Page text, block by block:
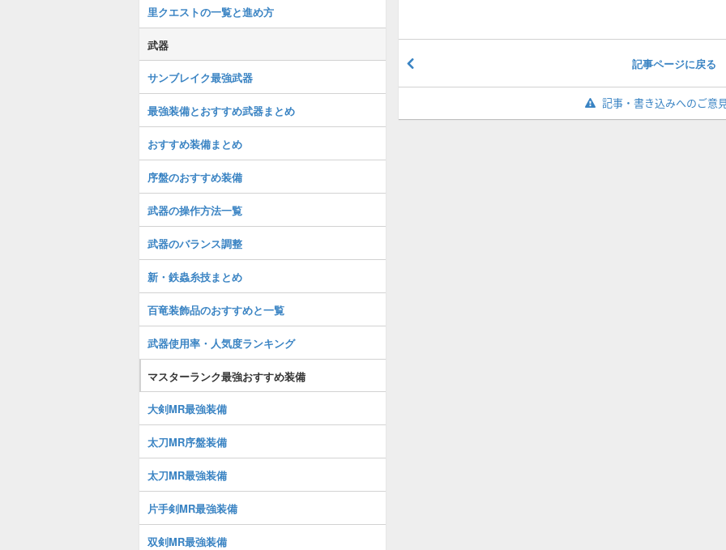
記事ページに戻る
記事・書き込みへのご意
里クエストの一覧と進め方
武器
サンブレイク最強武器
最強装備とおすすめ武器まとめ
おすすめ装備まとめ
序盤のおすすめ装備
武器の操作方法一覧
武器のバランス調整
新・鉄蟲糸技まとめ
百竜装飾品のおすすめと一覧
武器使用率・人気度ランキング
マスターランク最強おすすめ装備
大剣MR最強装備
太刀MR序盤装備
太刀MR最強装備
片手剣MR最強装備
双剣MR最強装備